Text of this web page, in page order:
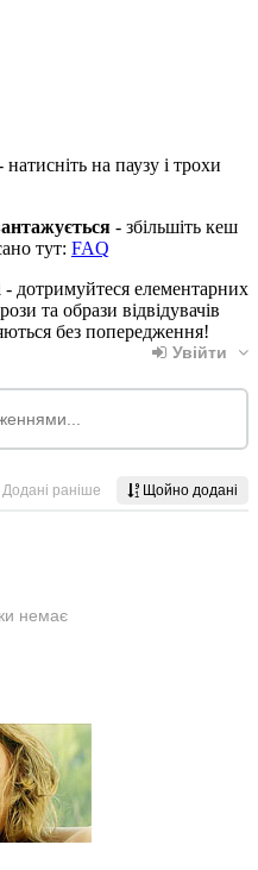
натисніть на паузу і трохи
- збільшіть кеш
тут: FAQ
дотримуйтеся елементарних
та образи відвідувачів
без попередження!